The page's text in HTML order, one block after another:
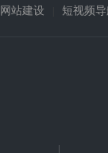
网站建设 短视频